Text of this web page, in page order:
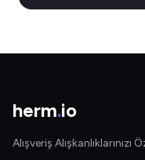
herm.io
Alışveriş